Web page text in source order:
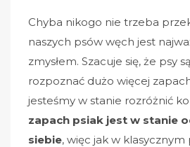
Chyba nikogo nie trzeba
naszych psów węch jest
zmysłem. Szacuje się, że psy
rozpoznać dużo więcej
jesteśmy w stanie rozróżnić
zapach psiak jest w stanie
siebie, więc jak w klasycznym